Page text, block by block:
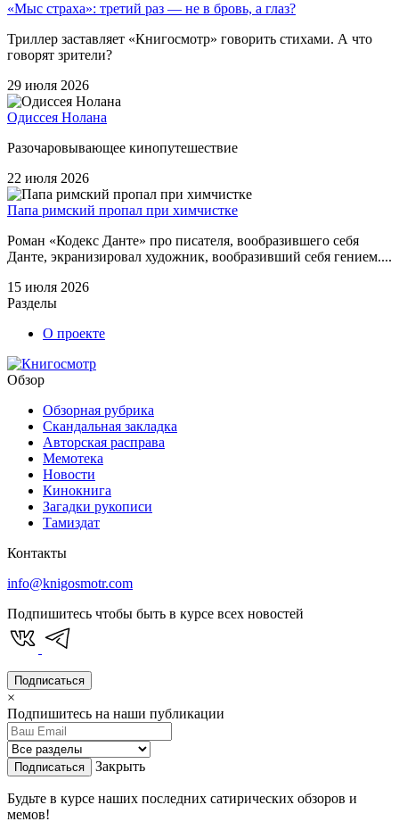
«Мыс страха»: третий раз — не в бровь, а глаз?
Триллер заставляет «Книгосмотр» говорить стихами. А что
говорят зрители?
29 июля 2026
Одиссея Нолана
Разочаровывающее кинопутешествие
22 июля 2026
Папа римский пропал при химчистке
Роман «Кодекс Данте» про писателя, вообразившего себя
Данте, экранизировал художник, вообразивший себя гением....
15 июля 2026
Разделы
О проекте
Обзор
Обзорная рубрика
Скандальная закладка
Авторская расправа
Мемотека
Новости
Кинокнига
Загадки рукописи
Тамиздат
Контакты
info@knigosmotr.com
Подпишитесь чтобы быть в курсе всех новостей
Подписаться
×
Подпишитесь на наши публикации
Подписаться Закрыть
Будьте в курсе наших последних сатирических обзоров и
мемов!